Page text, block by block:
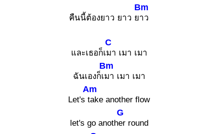
คืนนี้ต้องยาว ยาว ย
Bm
าว
และเธอก็เ
C
มา เมา เมา
ฉันเองก็เ
Bm
มา เมา เมา
Let's
Am
take another flow
let's go anoth
G
er round